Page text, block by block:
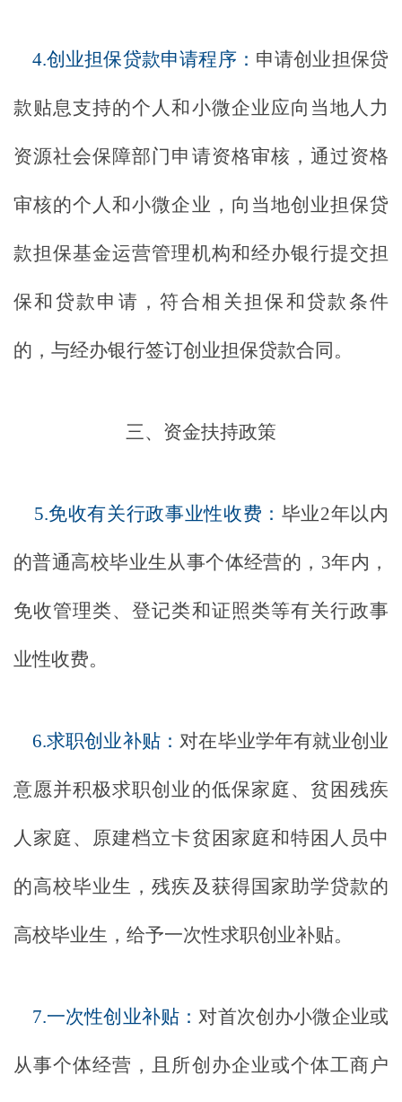
4.创业担保贷款申请程序： 申请创业担保贷
款贴息支持的个人和小微企业应向当地人力
资源社会保障部门申请资格审核，通过资格
审核的个人和小微企业，向当地创业担保贷
款担保基金运营管理机构和经办银行提交担
保和贷款申请，符合相关担保和贷款条件
的，与经办银行签订创业担保贷款合同。
三、资金扶持政策
5.免收有关行政事业性收费： 毕业2年以内
的普通高校毕业生从事个体经营的，3年内，
免收管理类、登记类和证照类等有关行政事
业性收费。
6.求职创业补贴：对在毕业学年有就业创业
意愿并积极求职创业的低保家庭、贫困残疾
人家庭、原建档立卡贫困家庭和特困人员中
的高校毕业生，残疾及获得国家助学贷款的
高校毕业生，给予一次性求职创业补贴。
7.一次性创业补贴：对首次创办小微企业或
从事个体经营，且所创办企业或个体工商户